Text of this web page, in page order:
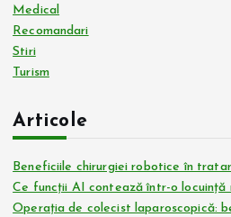
Medical
Recomandari
Stiri
Turism
Articole
Beneficiile chirurgiei robotice în
Ce funcții AI contează într-o locuință
Operația de colecist laparoscopică: